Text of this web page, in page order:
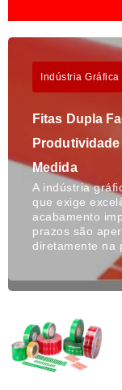
Indústria Gráfica
Fitas Dupla
Medida
A indústria
que exige
acabamento
prazos são
diretamente na